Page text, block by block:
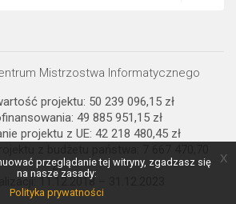
Mistrzostwa Informatycznego
projektu: 50 239 096,15 zł
49 885 951,15 zł
projektu z UE: 42 218 480,45 zł
zł
11.12.2018 – 31.12.2023
przeglądanie tej witryny, zgadzasz się
na nasze zasady:
Polityka prywatności
x